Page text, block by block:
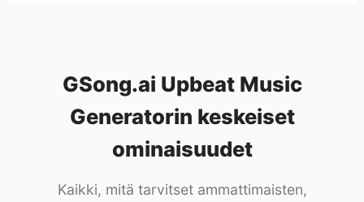
GSong.ai Upbeat Music
Generatorin keskeiset
ominaisuudet
Kaikki, mitä tarvitset ammattimaisten,